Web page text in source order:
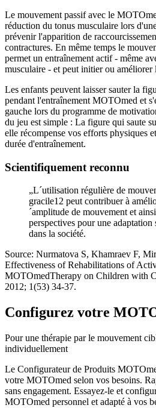
Le mouvement passif avec le
réduction du tonus musculaire lors
prévenir l'apparition de
contractures. En même temps le
permet un entraînement actif - même
musculaire - et peut initier ou améliorer
Les enfants peuvent laisser sauter la
pendant l'entraînement MOTOmed et
gauche lors du programme de
du jeu est simple : La figure qui saute
elle récompense vos efforts physiques
durée d'entraînement.
Scientifiquement reconnu
„L´utilisation régulière de
gracile12 peut contribuer à
´amplitude de mouvement et
perspectives pour une adaptation
dans la société.
Source: Nurmatova S, Khamraev F,
Effectiveness of Rehabilitations of
MOTOmedTherapy on Children with
2012; 1(53) 34-37.
Configurez votre
Pour une thérapie par le mouvement
individuellement
Le Configurateur de Produits
votre MOTOmed selon vos besoins.
sans engagement. Essayez-le et
MOTOmed personnel et adapté à vos